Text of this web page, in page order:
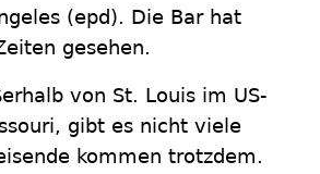
(epd). Die Bar hat
gesehen.
von St. Louis im US-
gibt es nicht viele
kommen trotzdem.